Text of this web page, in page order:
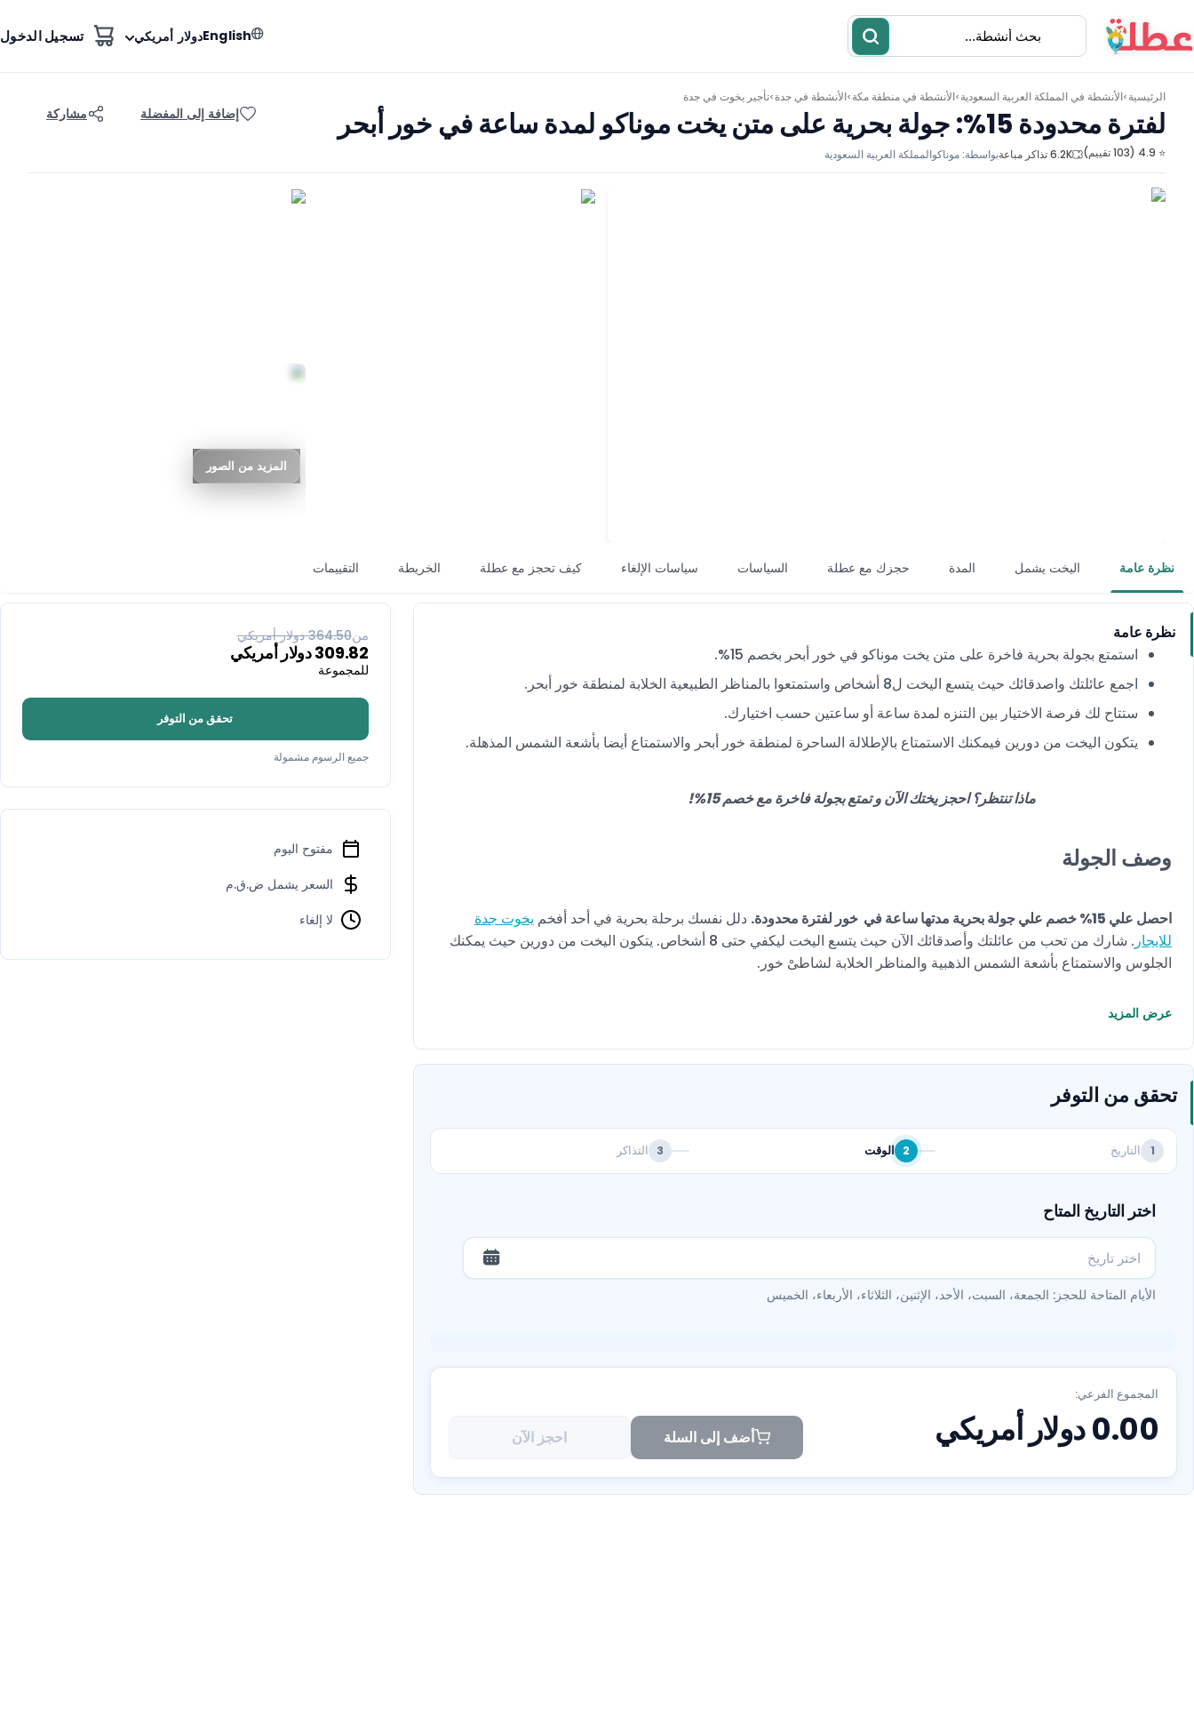
Englishدولار أمريكي تسجيل الدخول
أنشطة مطاعم
الرئيسية >الأنشطة فيالمملكة العربية السعودية >الأنشطة فيمنطقة مكة >الأنشطة فيجدة >تأجير يخوت في جدة
لفترة محدودة 15%: جولة بحرية على متن يخت موناكو لمدة ساعة في خور أبحر
⭐ 4.9 (103 تقييم) 6.2K تذاكر مباعة بواسطة:موناكوالمملكة العربية السعودية
إضافة إلى المفضلة مشاركة
المزيد من الصور
نظرة عامة اليخت يشمل المدة حجزك مع عطلة السياسات سياسات الإلغاء كيف تحجز مع عطلة الخريطة التقييمات
نظرة عامة
استمتع بجولة بحرية فاخرة على متن يخت موناكو في خور أبحر بخصم 15%.
اجمع عائلتك واصدقائك حيث يتسع اليخت ل8 أشخاص واستمتعوا بالمناظر الطبيعية الخلابة لمنطقة خور أبحر.
ستتاح لك فرصة الاختيار بين التنزه لمدة ساعة أو ساعتين حسب اختيارك.
يتكون اليخت من دورين فيمكنك الاستمتاع بالإطلالة الساحرة لمنطقة خور أبحر والاستمتاع أيضا بأشعة الشمس المذهلة.
ماذا تنتظر؟ احجز يختك الآن و تمتع بجولة فاخرة مع خصم 15%!
وصف الجولة
احصل علي 15% خصم علي جولة بحرية مدتها ساعة في خور لفترة محدودة. دلل نفسك برحلة بحرية في أحد أفخم يخوت جدة
للايجار
. شارك من تحب من عائلتك وأصدقائك الآن حيث يتسع اليخت ليكفي حتى 8 أشخاص. يتكون اليخت من دورين حيث يمكنك
الجلوس والاستمتاع بأشعة الشمس الذهبية والمناظر الخلابة لشاطىْ خور.
عرض المزيد
تحقق من التوفر
1 التاريخ 2 الوقت 3 التذاكر
اختر التاريخ المتاح
الأيام المتاحة للحجز: الجمعة، السبت، الأحد، الإثنين، الثلاثاء، الأربعاء، الخميس
المجموع الفرعي:
0.00دولار أمريكي أضف إلى السلة احجز الآن
من364.50 دولار أمريكي
309.82دولار أمريكي
للمجموعة
تحقق من التوفر
جميع الرسوم مشمولة
مفتوح اليوم
السعر يشمل ض.ق.م
لا إلغاء